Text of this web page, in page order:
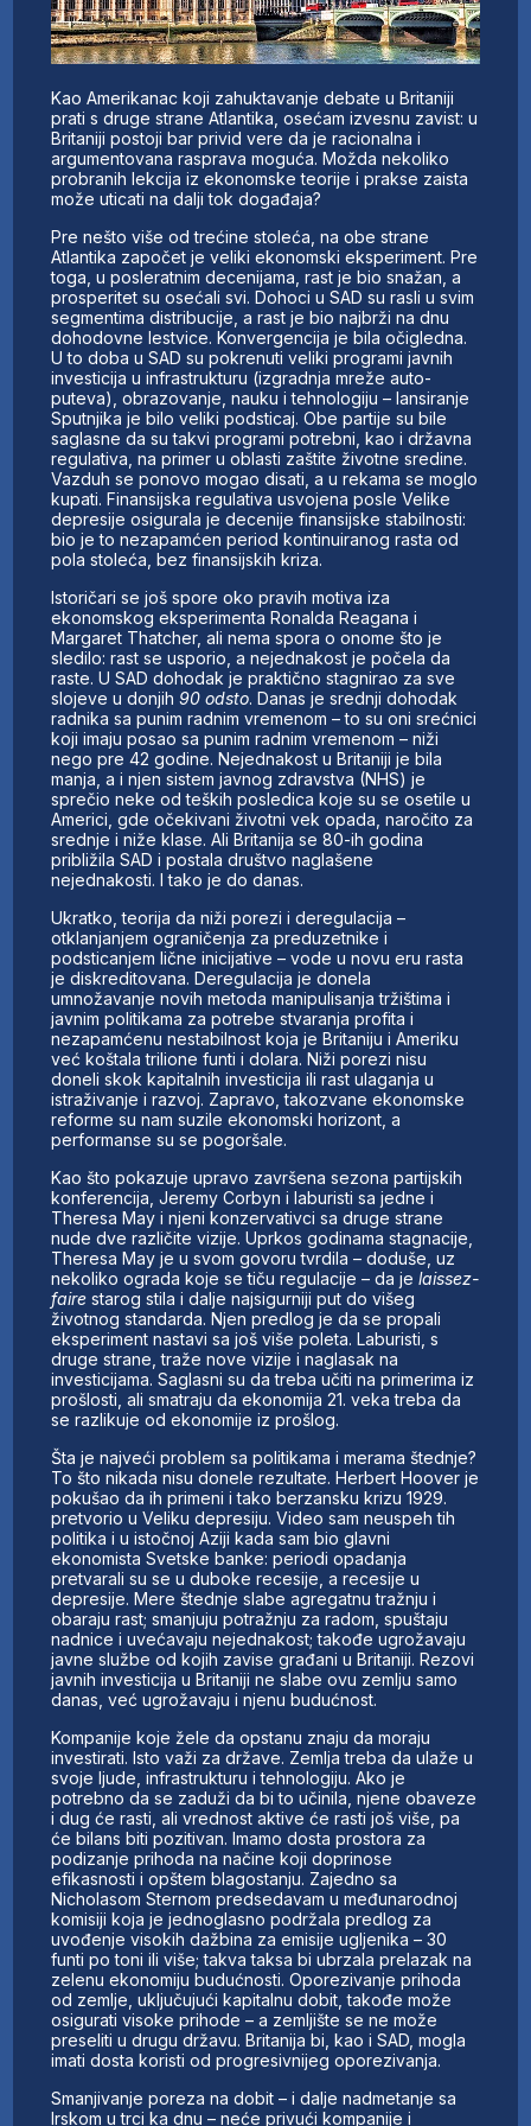
Kao Amerikanac koji zahuktavanje debate u Britaniji
prati s druge strane Atlantika, osećam izvesnu zavist: u
Britaniji postoji bar privid vere da je racionalna i
argumentovana rasprava moguća. Možda nekoliko
probranih lekcija iz ekonomske teorije i prakse zaista
može uticati na dalji tok događaja?
Pre nešto više od trećine stoleća, na obe strane
Atlantika započet je veliki ekonomski eksperiment. Pre
toga, u posleratnim decenijama, rast je bio snažan, a
prosperitet su osećali svi. Dohoci u SAD su rasli u svim
segmentima distribucije, a rast je bio najbrži na dnu
dohodovne lestvice. Konvergencija je bila očigledna.
U to doba u SAD su pokrenuti veliki programi javnih
investicija u infrastrukturu (izgradnja mreže auto-
puteva), obrazovanje, nauku i tehnologiju – lansiranje
Sputnjika je bilo veliki podsticaj. Obe partije su bile
saglasne da su takvi programi potrebni, kao i državna
regulativa, na primer u oblasti zaštite životne sredine.
Vazduh se ponovo mogao disati, a u rekama se moglo
kupati. Finansijska regulativa usvojena posle Velike
depresije osigurala je decenije finansijske stabilnosti:
bio je to nezapamćen period kontinuiranog rasta od
pola stoleća, bez finansijskih kriza.
Istoričari se još spore oko pravih motiva iza
ekonomskog eksperimenta Ronalda Reagana i
Margaret Thatcher, ali nema spora o onome što je
sledilo: rast se usporio, a nejednakost je počela da
raste. U SAD dohodak je praktično stagnirao za sve
slojeve u donjih90 odsto. Danas je srednji dohodak
radnika sa punim radnim vremenom – to su oni srećnici
koji imaju posao sa punim radnim vremenom – niži
nego pre 42 godine. Nejednakost u Britaniji je bila
manja, a i njen sistem javnog zdravstva (NHS) je
sprečio neke od teških posledica koje su se osetile u
Americi, gde očekivani životni vek opada, naročito za
srednje i niže klase. Ali Britanija se 80-ih godina
približila SAD i postala društvo naglašene
nejednakosti. I tako je do danas.
Ukratko, teorija da niži porezi i deregulacija –
otklanjanjem ograničenja za preduzetnike i
podsticanjem lične inicijative – vode u novu eru rasta
je diskreditovana. Deregulacija je donela
umnožavanje novih metoda manipulisanja tržištima i
javnim politikama za potrebe stvaranja profita i
nezapamćenu nestabilnost koja je Britaniju i Ameriku
već koštala trilione funti i dolara. Niži porezi nisu
doneli skok kapitalnih investicija ili rast ulaganja u
istraživanje i razvoj. Zapravo, takozvane ekonomske
reforme su nam suzile ekonomski horizont, a
performanse su se pogoršale.
Kao što pokazuje upravo završena sezona partijskih
konferencija, Jeremy Corbyn i laburisti sa jedne i
Theresa May i njeni konzervativci sa druge strane
nude dve različite vizije. Uprkos godinama stagnacije,
Theresa May je u svom govoru tvrdila – doduše, uz
nekoliko ograda koje se tiču regulacije – da jelaissez-
fairestarog stila i dalje najsigurniji put do višeg
životnog standarda. Njen predlog je da se propali
eksperiment nastavi sa još više poleta. Laburisti, s
druge strane, traže nove vizije i naglasak na
investicijama. Saglasni su da treba učiti na primerima iz
prošlosti, ali smatraju da ekonomija 21. veka treba da
se razlikuje od ekonomije iz prošlog.
Šta je najveći problem sa politikama i merama štednje?
To što nikada nisu donele rezultate. Herbert Hoover je
pokušao da ih primeni i tako berzansku krizu 1929.
pretvorio u Veliku depresiju. Video sam neuspeh tih
politika i u istočnoj Aziji kada sam bio glavni
ekonomista Svetske banke: periodi opadanja
pretvarali su se u duboke recesije, a recesije u
depresije. Mere štednje slabe agregatnu tražnju i
obaraju rast; smanjuju potražnju za radom, spuštaju
nadnice i uvećavaju nejednakost; takođe ugrožavaju
javne službe od kojih zavise građani u Britaniji. Rezovi
javnih investicija u Britaniji ne slabe ovu zemlju samo
danas, već ugrožavaju i njenu budućnost.
Kompanije koje žele da opstanu znaju da moraju
investirati. Isto važi za države. Zemlja treba da ulaže u
svoje ljude, infrastrukturu i tehnologiju. Ako je
potrebno da se zaduži da bi to učinila, njene obaveze
i dug će rasti, ali vrednost aktive će rasti još više, pa
će bilans biti pozitivan. Imamo dosta prostora za
podizanje prihoda na načine koji doprinose
efikasnosti i opštem blagostanju. Zajedno sa
Nicholasom Sternom predsedavam u međunarodnoj
komisiji koja je jednoglasno podržala predlog za
uvođenje visokih dažbina za emisije ugljenika – 30
funti po toni ili više; takva taksa bi ubrzala prelazak na
zelenu ekonomiju budućnosti. Oporezivanje prihoda
od zemlje, uključujući kapitalnu dobit, takođe može
osigurati visoke prihode – a zemljište se ne može
preseliti u drugu državu. Britanija bi, kao i SAD, mogla
imati dosta koristi od progresivnijeg oporezivanja.
Smanjivanje poreza na dobit – i dalje nadmetanje sa
Irskom u trci ka dnu – neće privući kompanije i